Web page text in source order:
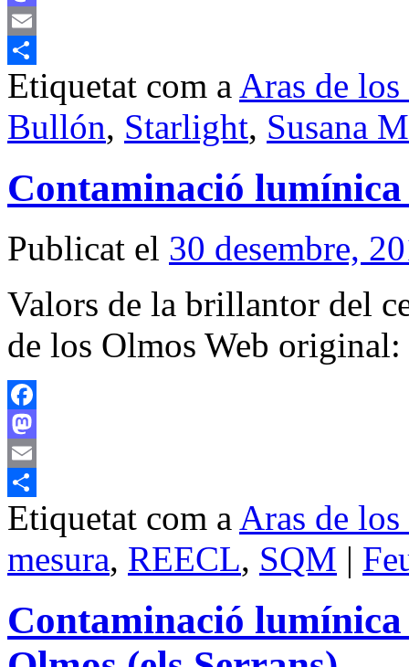
Mastodon
Email
Comparteix
Etiquetat com a Aras de
Bullón, Starlight, Susana
Contaminació lumínica
Publicat el 30 desembre,
Valors de la brillantor del
de los Olmos Web
Facebook
Mastodon
Email
Comparteix
Etiquetat com a Aras de
mesura, REECL, SQM |
Contaminació lumínica